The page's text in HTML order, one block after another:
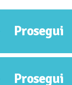
Prosegui
Prosegui